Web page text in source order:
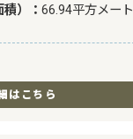
積）：66.94平方メート
はこちら